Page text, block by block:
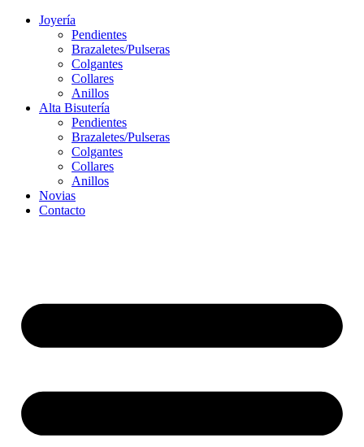
Joyería
Pendientes
Brazaletes/Pulseras
Colgantes
Collares
Anillos
Alta Bisutería
Pendientes
Brazaletes/Pulseras
Colgantes
Collares
Anillos
Novias
Contacto